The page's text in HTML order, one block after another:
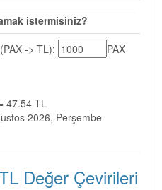
istermisiniz?
-> TL):
PAX
47.54 TL
2026, Perşembe
Değer Çevirileri